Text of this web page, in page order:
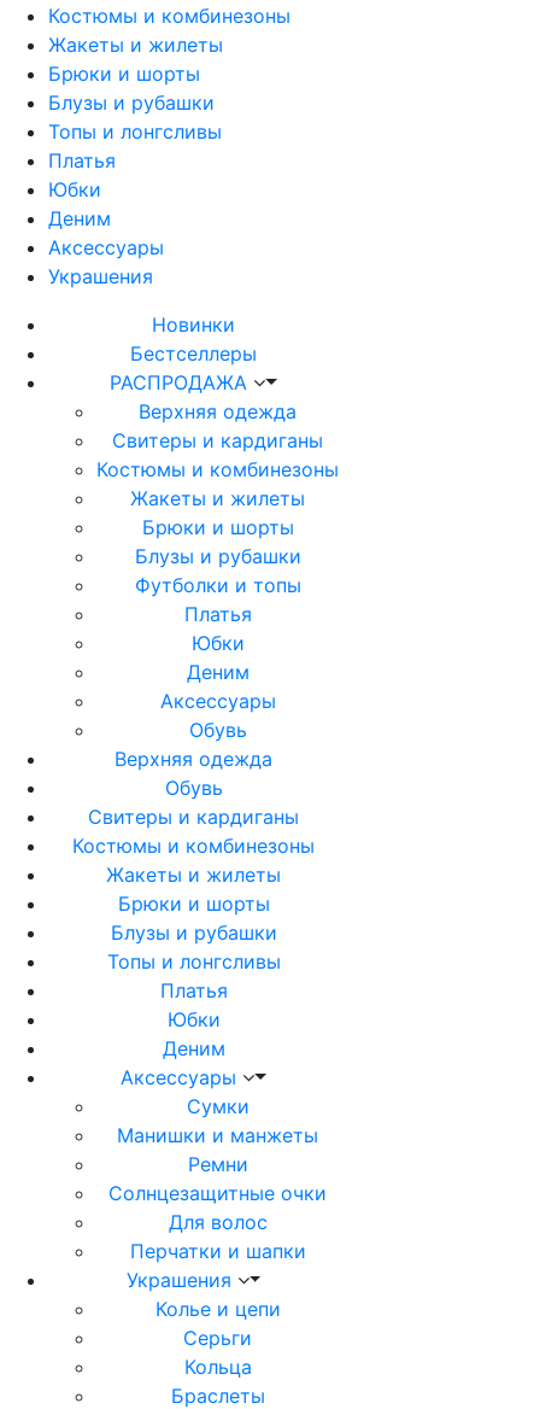
Костюмы и комбинезоны
Жакеты и жилеты
Брюки и шорты
Блузы и рубашки
Топы и лонгсливы
Платья
Юбки
Деним
Аксессуары
Украшения
Новинки
Бестселлеры
РАСПРОДАЖА
Верхняя одежда
Свитеры и кардиганы
Костюмы и комбинезоны
Жакеты и жилеты
Брюки и шорты
Блузы и рубашки
Футболки и топы
Платья
Юбки
Деним
Аксессуары
Обувь
Верхняя одежда
Обувь
Свитеры и кардиганы
Костюмы и комбинезоны
Жакеты и жилеты
Брюки и шорты
Блузы и рубашки
Топы и лонгсливы
Платья
Юбки
Деним
Аксессуары
Сумки
Манишки и манжеты
Ремни
Солнцезащитные очки
Для волос
Перчатки и шапки
Украшения
Колье и цепи
Серьги
Кольца
Браслеты